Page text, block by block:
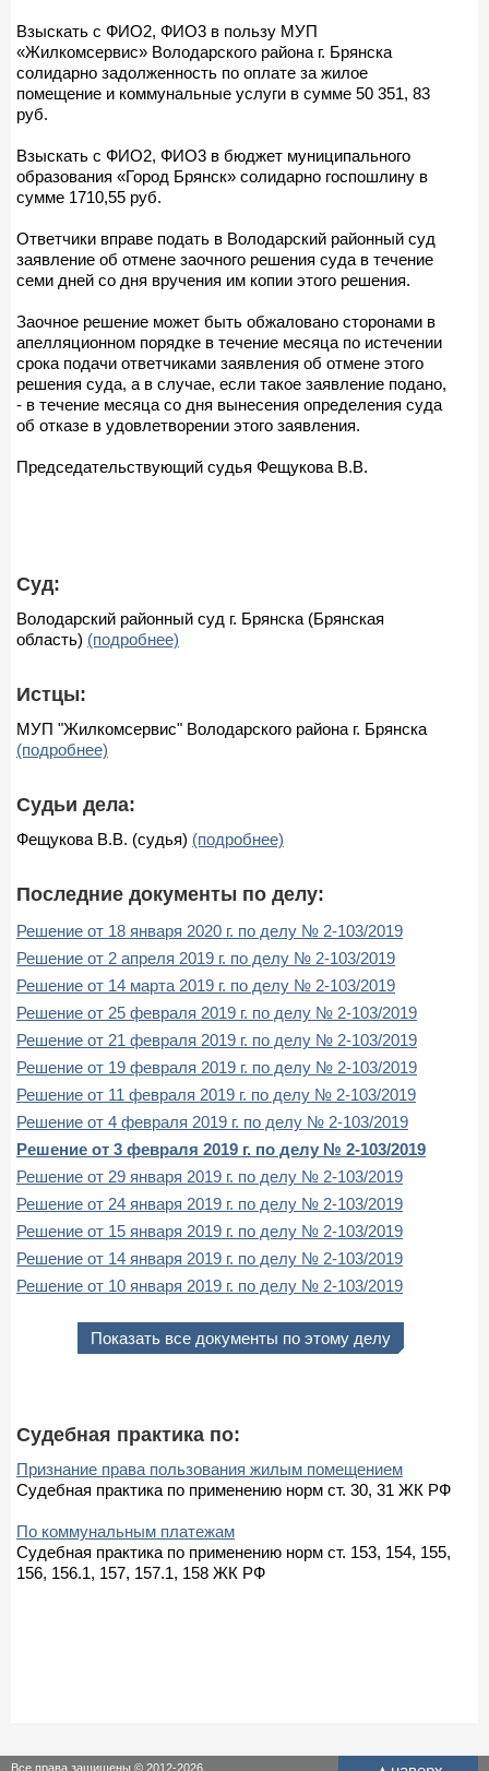
Взыскать с ФИО2, ФИО3 в пользу МУП
«Жилкомсервис» Володарского района г. Брянска
солидарно задолженность по оплате за жилое
помещение и коммунальные услуги в сумме 50 351, 83
руб.
Взыскать с ФИО2, ФИО3 в бюджет муниципального
образования «Город Брянск» солидарно госпошлину в
сумме 1710,55 руб.
Ответчики вправе подать в Володарский районный суд
заявление об отмене заочного решения суда в течение
семи дней со дня вручения им копии этого решения.
Заочное решение может быть обжаловано сторонами в
апелляционном порядке в течение месяца по истечении
срока подачи ответчиками заявления об отмене этого
решения суда, а в случае, если такое заявление подано,
- в течение месяца со дня вынесения определения суда
об отказе в удовлетворении этого заявления.
Председательствующий судья Фещукова В.В.
Суд:
Володарский районный суд г. Брянска (Брянская
область) (подробнее)
Истцы:
МУП "Жилкомсервис" Володарского района г. Брянска
(подробнее)
Судьи дела:
Фещукова В.В. (судья) (подробнее)
Последние документы по делу:
Решение от 18 января 2020 г. по делу № 2-103/2019
Решение от 2 апреля 2019 г. по делу № 2-103/2019
Решение от 14 марта 2019 г. по делу № 2-103/2019
Решение от 25 февраля 2019 г. по делу № 2-103/2019
Решение от 21 февраля 2019 г. по делу № 2-103/2019
Решение от 19 февраля 2019 г. по делу № 2-103/2019
Решение от 11 февраля 2019 г. по делу № 2-103/2019
Решение от 4 февраля 2019 г. по делу № 2-103/2019
Решение от 3 февраля 2019 г. по делу № 2-103/2019
Решение от 29 января 2019 г. по делу № 2-103/2019
Решение от 24 января 2019 г. по делу № 2-103/2019
Решение от 15 января 2019 г. по делу № 2-103/2019
Решение от 14 января 2019 г. по делу № 2-103/2019
Решение от 10 января 2019 г. по делу № 2-103/2019
Показать все документы по этому делу
Судебная практика по:
Признание права пользования жилым помещением
Судебная практика по применению норм ст. 30, 31 ЖК РФ
По коммунальным платежам
Судебная практика по применению норм ст. 153, 154, 155,
156, 156.1, 157, 157.1, 158 ЖК РФ
Все права защищены © 2012-2026